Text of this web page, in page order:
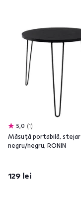
5,0 1
Măsuţă portabilă, stejar
negru/negru, RONIN
129 lei